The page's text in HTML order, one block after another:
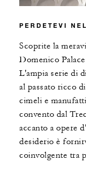
PERDETEVI
Scoprite la
Domenico
L'ampia serie di
al passato ricco
cimeli e
convento dal
accanto a opere
desiderio è
coinvolgente tra